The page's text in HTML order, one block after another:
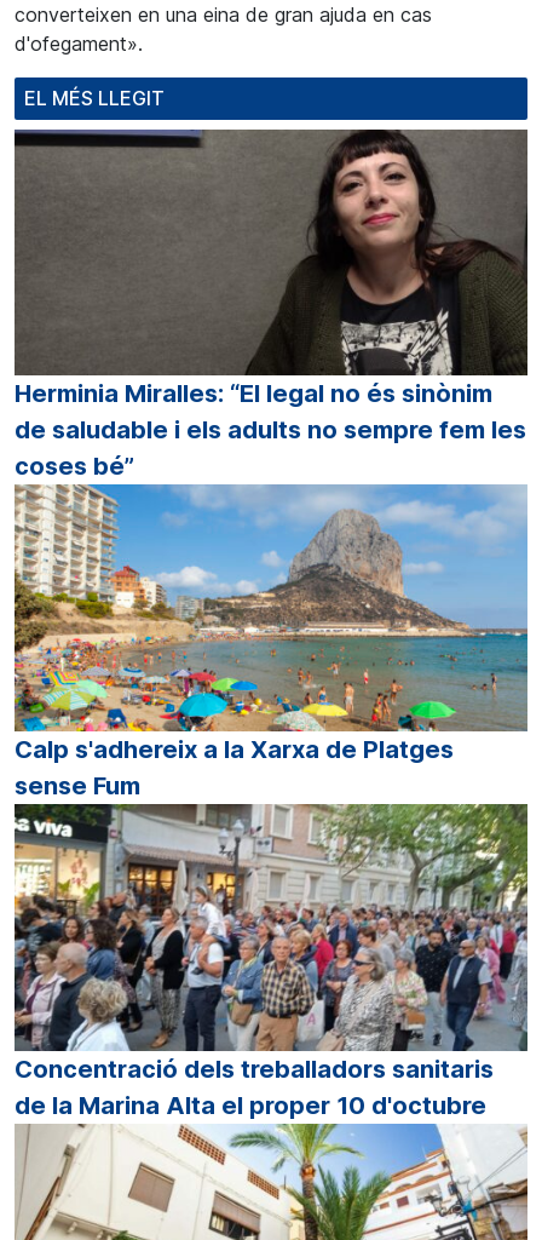
converteixen en una eina de gran ajuda en cas
d'ofegament».
EL MÉS LLEGIT
Herminia Miralles: “El legal no és sinònim
de saludable i els adults no sempre fem les
coses bé”
Calp s'adhereix a la Xarxa de Platges
sense Fum
Concentració dels treballadors sanitaris
de la Marina Alta el proper 10 d'octubre